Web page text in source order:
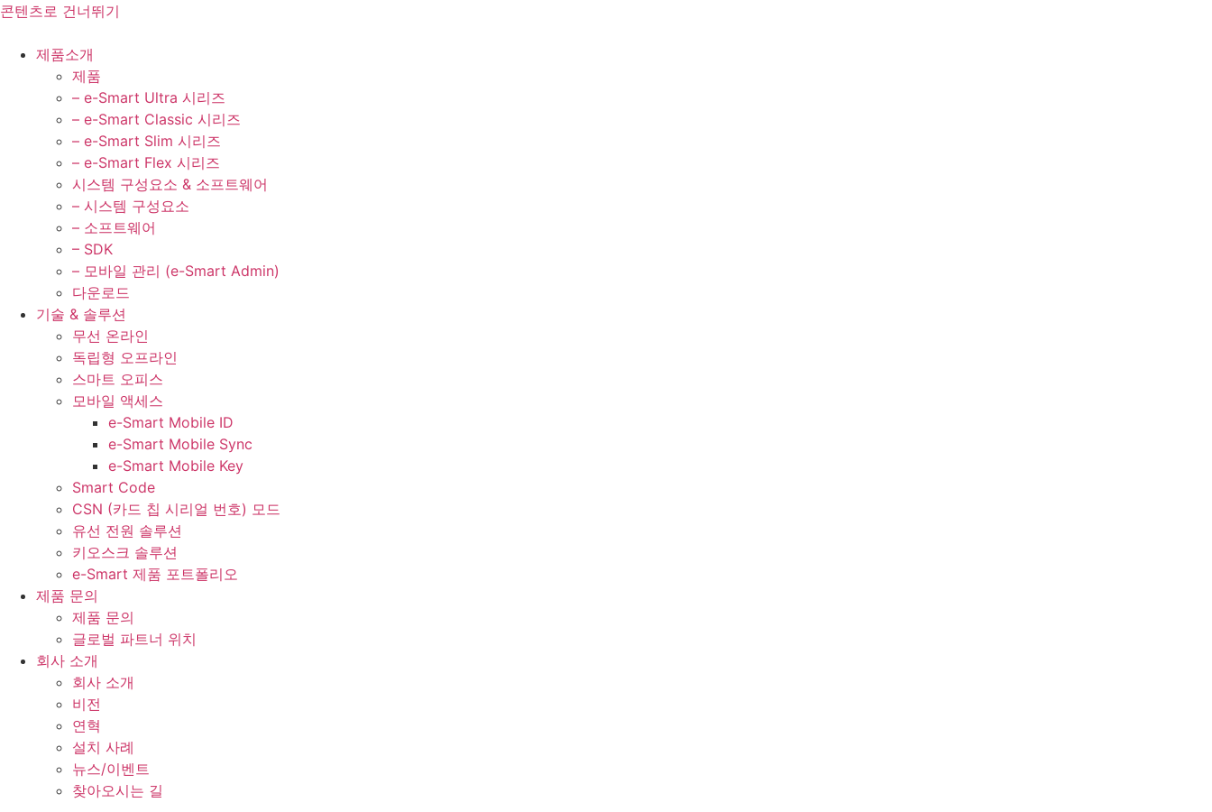
콘텐츠로 건너뛰기
제품소개
제품
– e-Smart Ultra 시리즈
– e-Smart Classic 시리즈
– e-Smart Slim 시리즈
– e-Smart Flex 시리즈
시스템 구성요소 & 소프트웨어
– 시스템 구성요소
– 소프트웨어
– SDK
– 모바일 관리 (e-Smart Admin)
다운로드
기술 & 솔루션
무선 온라인
독립형 오프라인
스마트 오피스
모바일 액세스
e-Smart Mobile ID
e-Smart Mobile Sync
e-Smart Mobile Key
Smart Code
CSN (카드 칩 시리얼 번호) 모드
유선 전원 솔루션
키오스크 솔루션
e-Smart 제품 포트폴리오
제품 문의
제품 문의
글로벌 파트너 위치
회사 소개
회사 소개
비전
연혁
설치 사례
뉴스/이벤트
찾아오시는 길